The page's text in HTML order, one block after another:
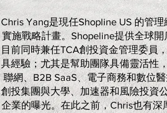
Chris Yang是現任Shopline US 的管
實施戰略計畫。Shopeline提供全球
目前同時兼任TCA創投資金管理委員
具經驗；尤其是幫助團隊具備靈活性
聯網、B2B SaaS、電子商務和數位
創投集團與大學、加速器和風險投資
企業的曝光。在此之前，Chris也有